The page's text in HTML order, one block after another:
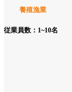
養殖漁業
従業員数：1~10名